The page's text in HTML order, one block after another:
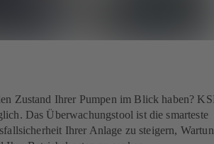
Zustand Ihrer Pumpen im Blick haben?
Das Überwachungstool ist die smarteste
Ihrer Anlage zu steigern,